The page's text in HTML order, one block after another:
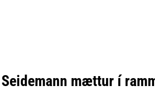
mættur í